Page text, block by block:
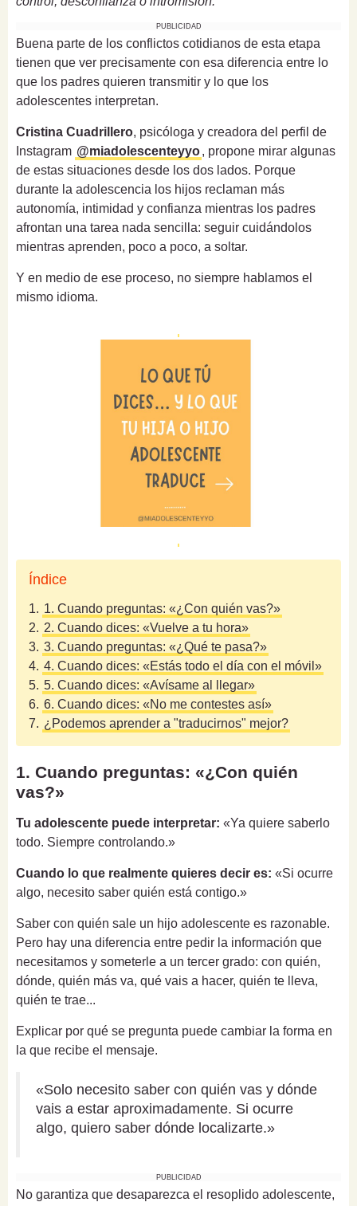
PUBLICIDAD
Buena parte de los conflictos cotidianos de esta etapa
tienen que ver precisamente con esa diferencia entre lo
que los padres quieren transmitir y lo que los
adolescentes interpretan.
Cristina Cuadrillero, psicóloga y creadora del perfil de
Instagram @miadolescenteyyo, propone mirar algunas
de estas situaciones desde los dos lados. Porque
durante la adolescencia los hijos reclaman más
autonomía, intimidad y confianza mientras los padres
afrontan una tarea nada sencilla: seguir cuidándolos
mientras aprenden, poco a poco, a soltar.
Y en medio de ese proceso, no siempre hablamos el
mismo idioma.
Índice
1. 1. Cuando preguntas: «¿Con quién vas?»
2. 2. Cuando dices: «Vuelve a tu hora»
3. 3. Cuando preguntas: «¿Qué te pasa?»
4. 4. Cuando dices: «Estás todo el día con el móvil»
5. 5. Cuando dices: «Avísame al llegar»
6. 6. Cuando dices: «No me contestes así»
7. ¿Podemos aprender a "traducirnos" mejor?
1. Cuando preguntas: «¿Con quién
vas?»
Tu adolescente puede interpretar: «Ya quiere saberlo
todo. Siempre controlando.»
Cuando lo que realmente quieres decir es: «Si ocurre
algo, necesito saber quién está contigo.»
Saber con quién sale un hijo adolescente es razonable.
Pero hay una diferencia entre pedir la información que
necesitamos y someterle a un tercer grado: con quién,
dónde, quién más va, qué vais a hacer, quién te lleva,
quién te trae...
Explicar por qué se pregunta puede cambiar la forma en
la que recibe el mensaje.
«Solo necesito saber con quién vas y dónde
vais a estar aproximadamente. Si ocurre
algo, quiero saber dónde localizarte.»
PUBLICIDAD
No garantiza que desaparezca el resoplido adolescente,